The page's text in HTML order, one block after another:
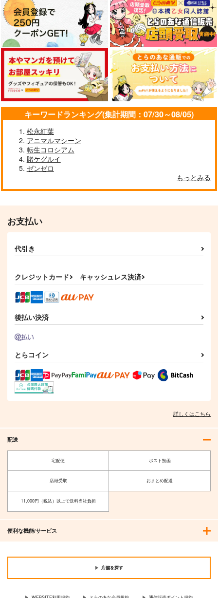
キーワードランキング(集計期間：07/30～08/05)
松永紅葉
アニマルマシーン
転生コロシアム
賭ケグルイ
ゼンゼロ
もっとみる
お支払い
代引き
クレジットカード キャッシュレス決済
後払い決済
とらコイン
詳しくはこちら
配送
宅配便 ポスト投函
店頭受取 おまとめ配送
11,000円（税込）以上で送料当社負担
便利な機能/サービス
店舗を探す